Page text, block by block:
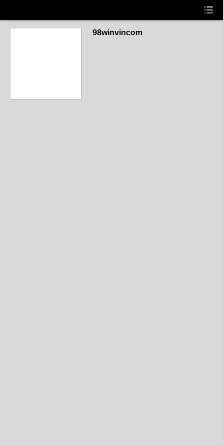
98winvincom